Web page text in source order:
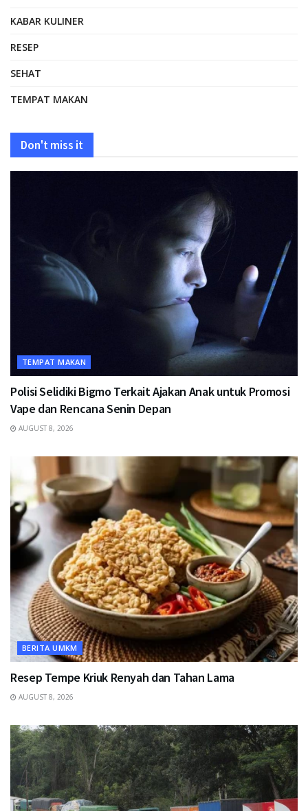
KABAR KULINER
RESEP
SEHAT
TEMPAT MAKAN
Don't miss it
TEMPAT MAKAN
Polisi Selidiki Bigmo Terkait Ajakan Anak untuk Promosi
Vape dan Rencana Senin Depan
AUGUST 8, 2026
BERITA UMKM
Resep Tempe Kriuk Renyah dan Tahan Lama
AUGUST 8, 2026